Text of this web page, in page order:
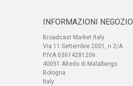
INFORMAZIONI NEGOZIO
Broadcast Market Italy
Via 11 Settembre 2001, n 2/A
P.IVA 03614281206
40051 Altedo di Malalbergo
Bologna
Italy